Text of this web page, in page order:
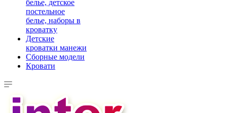
белье, детское
постельное
белье, наборы в
кроватку
Детские
кроватки манежи
Сборные модели
Кровати